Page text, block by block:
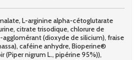
L-arginine alpha-cétoglutarate
citrate trisodique, chlorure de
(dioxyde de silicium), fraise
caféine anhydre, Bioperine®
(Piper nigrum L., pipérine 95%)),